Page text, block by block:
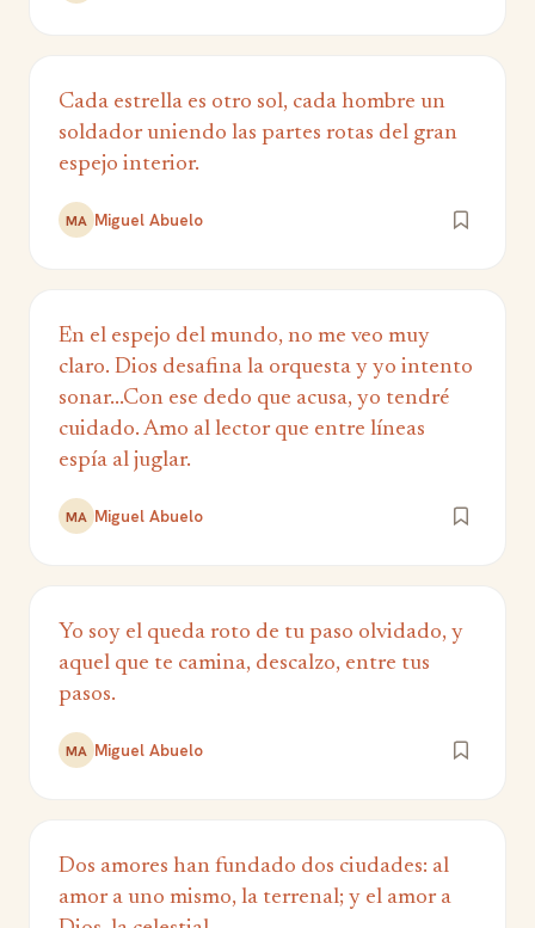
Cada estrella es otro sol, cada hombre un
soldador uniendo las partes rotas del gran
espejo interior.
MA Miguel Abuelo
En el espejo del mundo, no me veo muy
claro. Dios desafina la orquesta y yo intento
sonar...Con ese dedo que acusa, yo tendré
cuidado. Amo al lector que entre líneas
espía al juglar.
MA Miguel Abuelo
Yo soy el queda roto de tu paso olvidado, y
aquel que te camina, descalzo, entre tus
pasos.
MA Miguel Abuelo
Dos amores han fundado dos ciudades: al
amor a uno mismo, la terrenal; y el amor a